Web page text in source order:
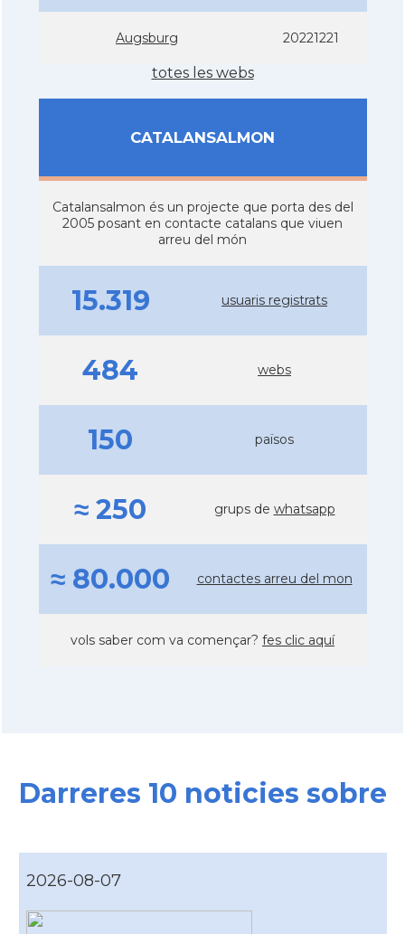
Augsburg 20221221
totes les webs
CATALANSALMON
Catalansalmon és un projecte que porta des del
2005 posant en contacte catalans que viuen
arreu del món
15.319 usuaris registrats
484 webs
150 països
≈ 250 grups de whatsapp
≈ 80.000 contactes arreu del mon
vols saber com va començar? fes clic aquí
Darreres 10 noticies sobre
2026-08-07